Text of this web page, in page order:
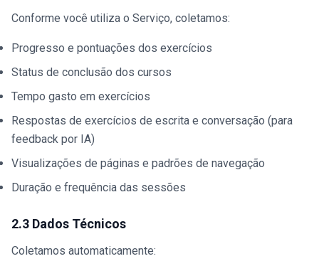
Conforme você utiliza o Serviço, coletamos:
Progresso e pontuações dos exercícios
Status de conclusão dos cursos
Tempo gasto em exercícios
Respostas de exercícios de escrita e conversação (para
feedback por IA)
Visualizações de páginas e padrões de navegação
Duração e frequência das sessões
2.3 Dados Técnicos
Coletamos automaticamente: